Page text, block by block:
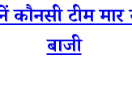
कौनसी टीम
बाजी